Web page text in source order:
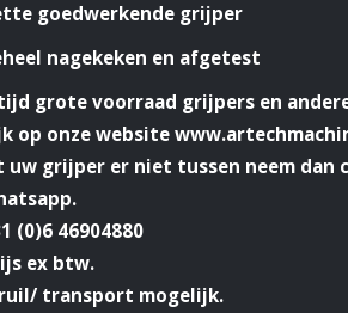
goedwerkende grijper
nagekeken en afgetest
grote voorraad grijpers en
op onze website
uw grijper er niet tussen neem dan
(0)6 46904880
ex btw.
transport mogelijk.